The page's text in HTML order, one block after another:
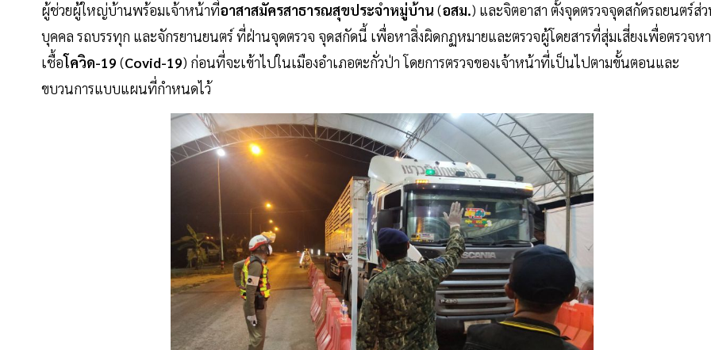
ผู้ช่วยผู้ใหญ่บ้านพร้อมเจ้าหน้าที่อาสาสมัครสาธารณสุขประจำหมู่บ้าน (อสม.) และจิตอาสา ตั้งจุดตรวจจุดสกัดรถยนตร์ส่
บุคคล รถบรรทุก และจักรยานยนตร์ ที่ฝ่านจุดตรวจ จุดสกัดนี้ เพื่อหาสิ่งผิดกฏหมายและตรวจผู้โดยสารที่สุ่มเสี่ยงเพื่อตรวจหา
เชื้อโควิด-19 (Covid-19) ก่อนที่จะเข้าไปในเมืองอำเภอตะกั่วป่า โดยการตรวจของเจ้าหน้าที่เป็นไปตามขั้นตอนและ
ขบวนการแบบแผนที่กำหนดไว้